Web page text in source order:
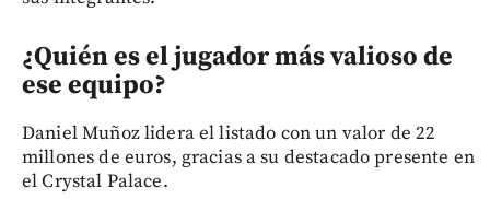
¿Quién es el jugador más valioso de
ese equipo?
Daniel Muñoz lidera el listado con un valor de 22
millones de euros, gracias a su destacado presente en
el Crystal Palace.